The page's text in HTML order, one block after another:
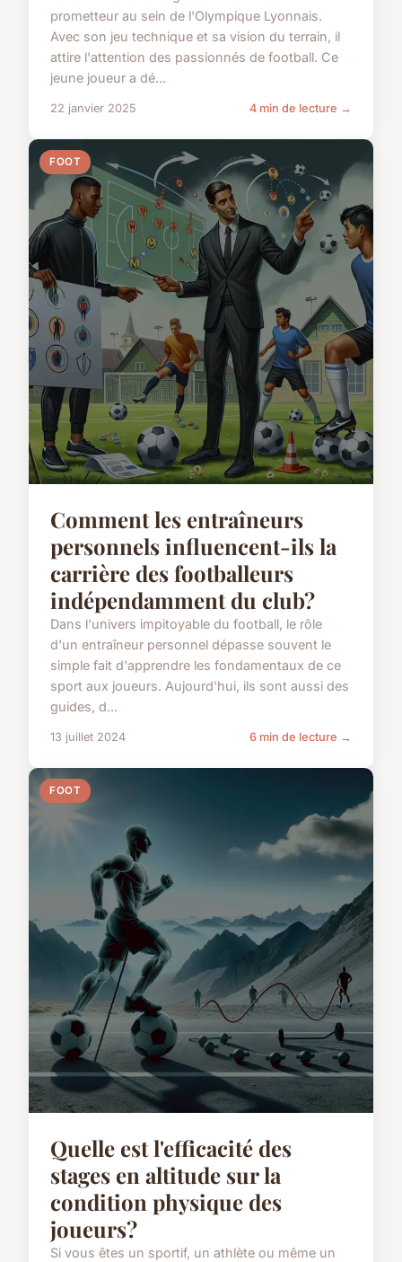
prometteur au sein de l'Olympique Lyonnais.
Avec son jeu technique et sa vision du terrain, il
attire l'attention des passionnés de football. Ce
jeune joueur a dé...
22 janvier 2025 4 min de lecture →
FOOT
Comment les entraîneurs
personnels influencent-ils la
carrière des footballeurs
indépendamment du club?
Dans l'univers impitoyable du football, le rôle
d'un entraîneur personnel dépasse souvent le
simple fait d'apprendre les fondamentaux de ce
sport aux joueurs. Aujourd'hui, ils sont aussi des
guides, d...
13 juillet 2024 6 min de lecture →
FOOT
Quelle est l'efficacité des
stages en altitude sur la
condition physique des
joueurs?
Si vous êtes un sportif, un athlète ou même un